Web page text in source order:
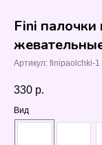
Fini
Артикул: finipaolchki-1
330 р.
Вид